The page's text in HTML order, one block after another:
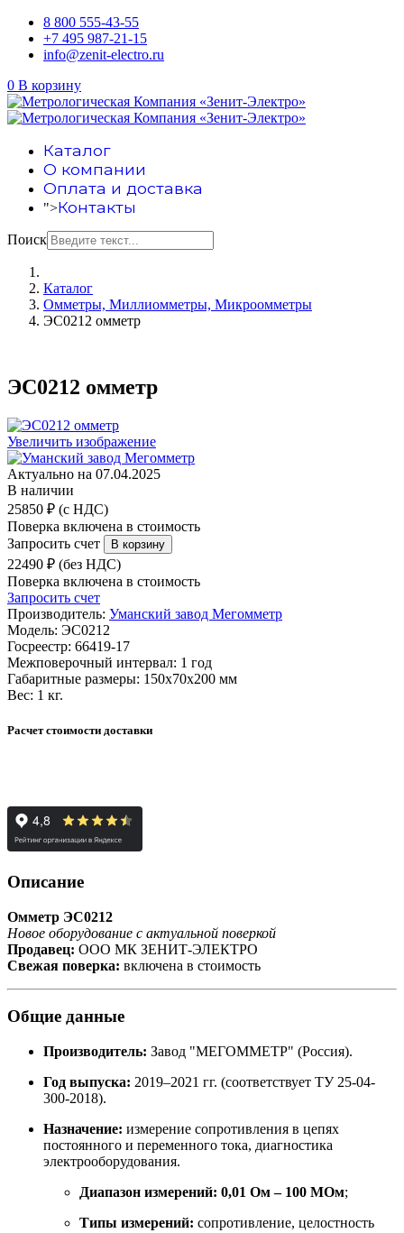
8 800 555-43-55
+7 495 987-21-15
info@zenit-electro.ru
0 В корзину
Каталог
О компании
Оплата и доставка
">Контакты
Поиск
Каталог
Омметры, Миллиомметры, Микроомметры
ЭС0212 омметр
ЭС0212 омметр
Увеличить изображение
Актуально на 07.04.2025
В наличии
25850 ₽ (с НДС)
Поверка включена в стоимость
Запросить счет
22490 ₽ (без НДС)
Поверка включена в стоимость
Запросить счет
Производитель: Уманский завод Мегомметр
Модель: ЭС0212
Госреестр: 66419-17
Межповерочный интервал: 1 год
Габаритные размеры: 150х70х200 мм
Вес: 1 кг.
Расчет стоимости доставки
Описание
Омметр ЭС0212
Новое оборудование с актуальной поверкой
Продавец: ООО МК ЗЕНИТ-ЭЛЕКТРО
Свежая поверка: включена в стоимость
Общие данные
Производитель: Завод "МЕГОММЕТР" (Россия).
Год выпуска: 2019–2021 гг. (соответствует ТУ 25-04-
300-2018).
Назначение: измерение сопротивления в цепях
постоянного и переменного тока, диагностика
электрооборудования.
Диапазон измерений: 0,01 Ом – 100 МОм;
Типы измерений: сопротивление, целостность